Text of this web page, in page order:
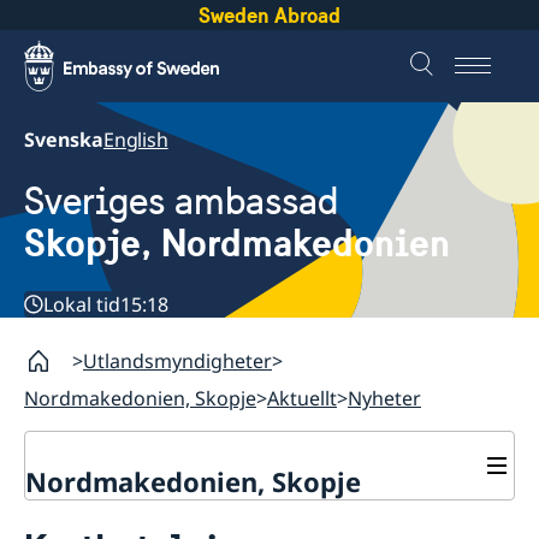
Sweden Abroad
SvenskaEnglish
Sveriges ambassad
Skopje, Nordmakedonien
Lokal tid15:18
Utlandsmyndigheter
Nordmakedonien, Skopje Aktuellt Nyheter
Nordmakedonien, Skopje